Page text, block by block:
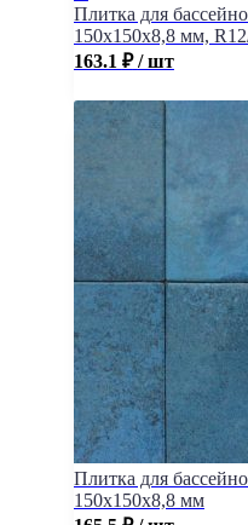
Плитка для
150х150х8,8 мм,
163.1 ₽ / шт
Плитка для
150х150х8,8 мм